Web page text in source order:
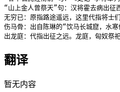
“山上金人曾祭天”句：汉将霍去病出征
无穷已：原指路途遥远，这里代指将士
伤马骨：出自陈琳的“饮马长城窟，水寒
翻译
暂无内容